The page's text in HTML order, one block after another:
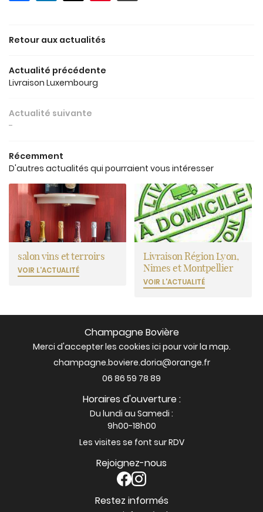
EN IMAGES
CONTACT
Retour aux actualités
Actualité précédente
Livraison Luxembourg
Actualité suivante
-
Récemment
D'autres actualités qui pourraient vous intéresser
salon vins et terroirs
VOIR L'ACTUALITÉ
Livraison Région Lyon,
Nimes et Montpellier
VOIR L'ACTUALITÉ
Champagne Bovière
Merci d'accepter les cookies ici pour voir la map.
06 86 59 78 89
Horaires d'ouverture :
Du lundi au Samedi :
9h00-18h00
Les visites se font sur RDV
Rejoignez-nous
Restez informés